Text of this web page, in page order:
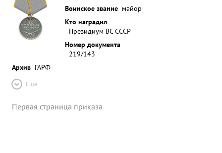
Воинское звание майор
Кто наградил
Президиум ВС СССР
Номер документа
219/143
Архив ГАРФ
Ещё
Первая страница приказа